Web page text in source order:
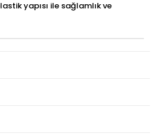
yapısı ile sağlamlık ve